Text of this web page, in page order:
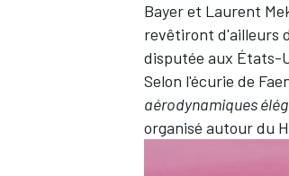
Bayer et Laurent
revêtiront d'ailleurs
disputée aux États-
Selon l'écurie de
aérodynamiques
organisé autour du